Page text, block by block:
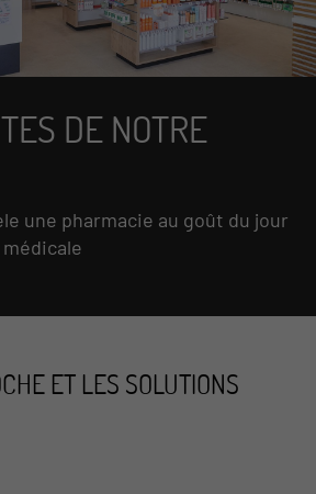
DE NOTRE
une pharmacie au goût du jour
ET LES SOLUTIONS